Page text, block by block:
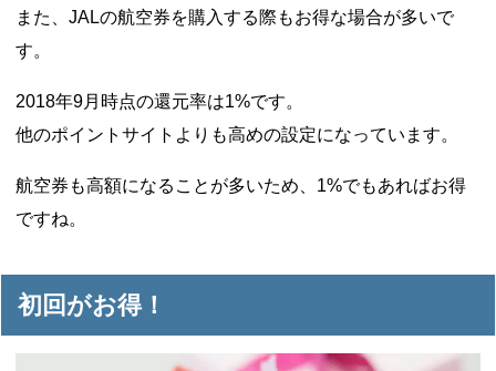
また、JALの航空券を購入する際もお得な場合が多いで
す。
2018年9月時点の還元率は1%です。
他のポイントサイトよりも高めの設定になっています。
航空券も高額になることが多いため、1%でもあればお得
ですね。
初回がお得！